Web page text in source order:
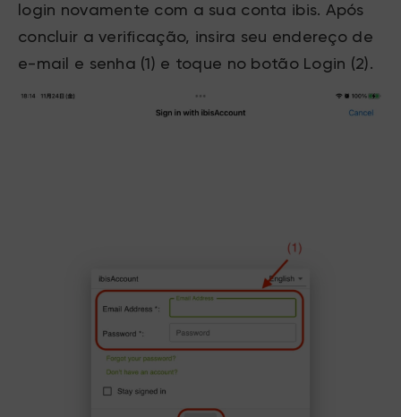
login novamente com a sua conta ibis. Após
concluir a verificação, insira seu endereço de
e-mail e senha (1) e toque no botão Login (2).